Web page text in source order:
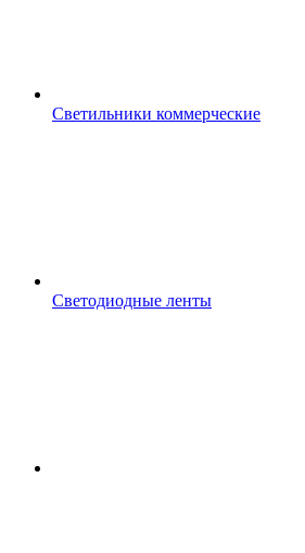
Светильники коммерческие
Светодиодные ленты